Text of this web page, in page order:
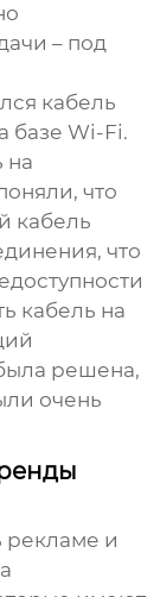
– под
кабель
базе Wi-Fi.
на
что
кабель
что
кабель на
решена,
очень
рекламе и